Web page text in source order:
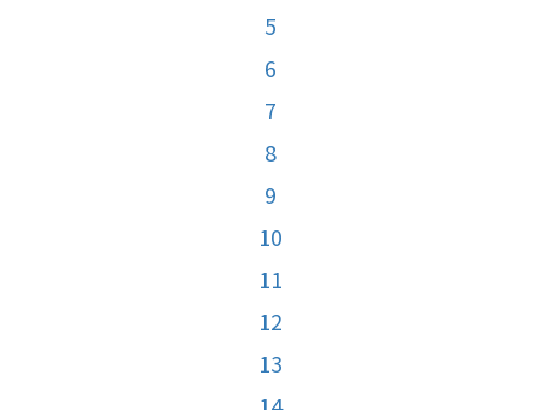
5
6
7
8
9
10
11
12
13